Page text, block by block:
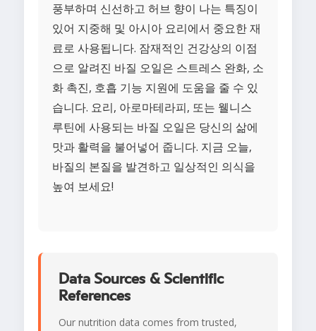
풍부하며 신선하고 허브 향이 나는 특징이
있어 지중해 및 아시아 요리에서 중요한 재
료로 사용됩니다. 잠재적인 건강상의 이점
으로 알려진 바질 오일은 스트레스 완화, 소
화 촉진, 호흡 기능 지원에 도움을 줄 수 있
습니다. 요리, 아로마테라피, 또는 웰니스
루틴에 사용되는 바질 오일은 당신의 삶에
맛과 활력을 불어넣어 줍니다. 지금 오늘,
바질의 본질을 발견하고 일상적인 의식을
높여 보세요!
Data Sources & Scientific
References
Our nutrition data comes from trusted,